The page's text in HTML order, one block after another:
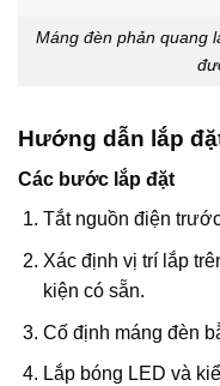
Máng đèn phản quang
Hướng dẫn lắp
Các bước lắp đặt
Tắt nguồn điện
Xác định vị trí lắp
kiện có sẵn.
Cố định máng đèn
Lắp bóng LED và